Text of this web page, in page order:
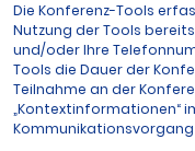
Die Konferenz-Tools
Nutzung der Tools
und/oder Ihre
Tools die Dauer der
Teilnahme an der
„Kontextinformationen“